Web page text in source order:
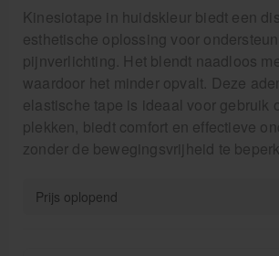
Verbruiksmaterialen
Kinesiotape
Sporttape
Bandages en zwachtels
Farmaceutische artikelen
Voedingssupplementen
Kinesiotape in huidskleur biedt een
esthetische oplossing voor
pijnverlichting. Het blendt naadloos
waardoor het minder opvalt. Deze
elastische tape is ideaal voor gebruik
plekken, biedt comfort en effectieve
zonder de bewegingsvrijheid te